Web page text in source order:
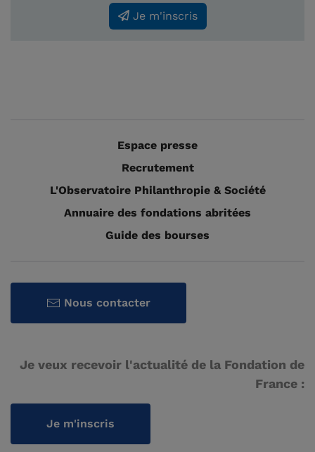
Je m'inscris
Espace presse
Recrutement
L'Observatoire Philanthropie & Société
Annuaire des fondations abritées
Guide des bourses
Nous contacter
Je veux recevoir l'actualité de la Fondation de
France :
Je m'inscris